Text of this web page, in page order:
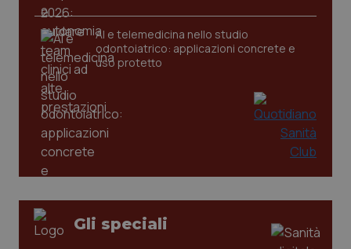
AI e telemedicina nello studio
odontoiatrico: applicazioni concrete e
uso protetto
Gli speciali
CookieScriptConsent
CookieScript
www.quotidianosanita.it